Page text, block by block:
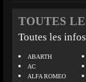
TOUTES
Toutes les
ABARTH
AC
ALFA ROMEO